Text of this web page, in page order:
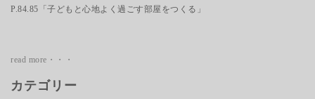
P.84.85「子どもと心地よく過ごす部屋をつくる」
read more・・・
カテゴリー